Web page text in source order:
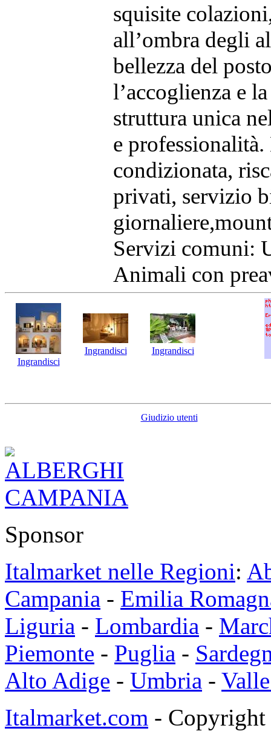
squisite
all’ombra degli
bellezza del
l’accoglienza e
struttura unica
e
condizionata,
privati, servizio
Servizi comuni:
Animali con
Ingrandisci
Ingrandisci Ingrandisci
Giudizio utenti
Sponsor
Italmarket nelle Regioni:
Campania - Emilia
Liguria - Lombardia -
Piemonte - Puglia -
Alto Adige - Umbria -
Italmarket.com - Copyright